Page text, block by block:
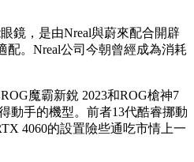
，是由Nreal與蔚來配合開辟
。Nreal公司今朝曾經成為消耗
魔霸新銳 2023和ROG槍神7
手的機型。前者13代酷睿挪動
4060的設置險些通吃市情上一